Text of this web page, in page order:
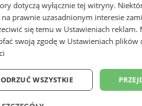
na porodówkę
dotyczą wyłącznie tej witryny.
prawnie uzasadnionym interesie
się temu w Ustawieniach reklam.
swoją zgodę w Ustawieniach plików
ODRZUĆ WSZYSTKIE